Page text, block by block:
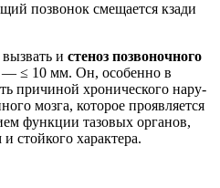
позвонок смещает­ся кзади
и стеноз по­звоночного
— ≤ 10 мм. Он, особенно в
при­чиной хронического нару­
мозга, которое проявляется
функции тазовых органов,
стой­кого характера.